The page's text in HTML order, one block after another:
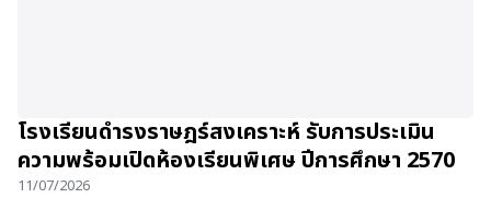
โรงเรียนดำรงราษฎร์สงเคราะห์ รับการประเมิน
ความพร้อมเปิดห้องเรียนพิเศษ ปีการศึกษา 2570
11/07/2026